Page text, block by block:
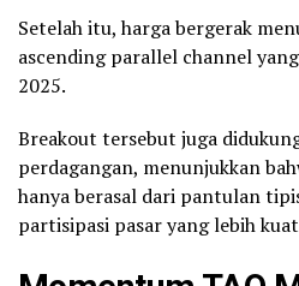
Setelah itu, harga bergerak
ascending parallel channel
2025.
Breakout tersebut juga
perdagangan, menunjukkan
hanya berasal dari pantulan
partisipasi pasar yang lebih